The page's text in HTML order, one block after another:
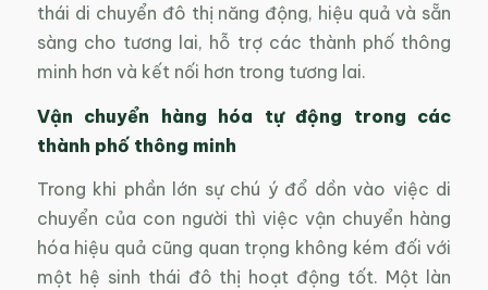
thái di chuyển đô thị năng động, hiệu quả và sẵn
sàng cho tương lai, hỗ trợ các thành phố thông
minh hơn và kết nối hơn trong tương lai.
Vận chuyển hàng hóa tự động trong các
thành phố thông minh
Trong khi phần lớn sự chú ý đổ dồn vào việc di
chuyển của con người thì việc vận chuyển hàng
hóa hiệu quả cũng quan trọng không kém đối với
một hệ sinh thái đô thị hoạt động tốt. Một làn